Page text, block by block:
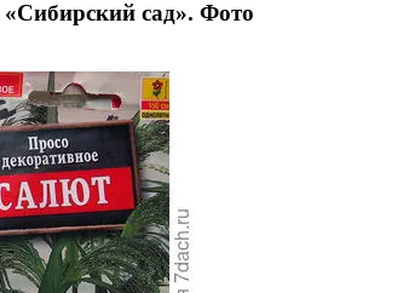
сад». Фото